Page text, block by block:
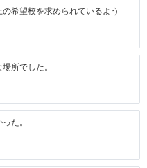
希望校を求められているよう
所でした。
た。